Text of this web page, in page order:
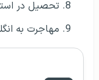
تحصیل در
مهاجرت به